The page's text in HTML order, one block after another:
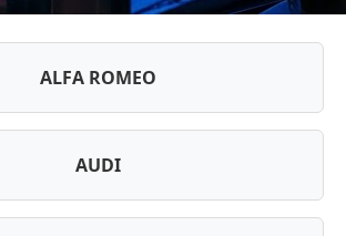
ALFA ROMEO
AUDI